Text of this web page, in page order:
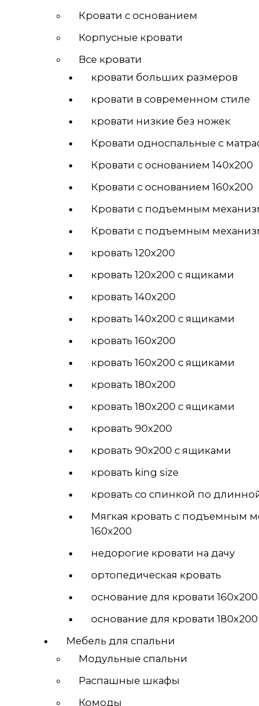
Кровати с основанием
Корпусные кровати
Все кровати
кровати больших размеров
кровати в современном стиле
кровати низкие без ножек
Кровати односпальные с
Кровати с основанием 140х200
Кровати с основанием 160х200
Кровати с подъемным
Кровати с подъемным
кровать 120х200
кровать 120х200 с ящиками
кровать 140х200
кровать 140х200 с ящиками
кровать 160х200
кровать 160х200 с ящиками
кровать 180х200
кровать 180х200 с ящиками
кровать 90х200
кровать 90х200 с ящиками
кровать king size
кровать со спинкой по
Мягкая кровать с подъемным
160х200
недорогие кровати на дачу
ортопедическая кровать
основание для кровати 160х200
основание для кровати 180х200
Мебель для спальни
Модульные спальни
Распашные шкафы
Комоды